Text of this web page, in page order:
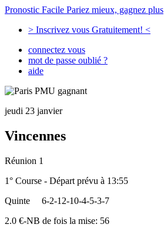
Pronostic Facile Pariez mieux, gagnez plus
> Inscrivez vous Gratuitement! <
connectez vous
mot de passe oublié ?
aide
jeudi 23 janvier
Vincennes
Réunion 1
1° Course - Départ prévu à 13:55
Quinte
6-2-12-10-4-5-3-7
2.0 €-NB de fois la mise: 56